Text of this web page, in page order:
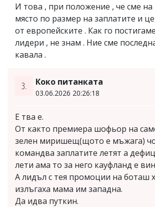
И това , при положение , че сме на
място по размер на заплатите и
от европейските . Как го
лидери , не знам . Ние сме
кавала .
3. Коко питанката
03.06.2026 20:26:18
Е тва е.
От както премиера шофьор на
зелен миришещ(щото е мъжага)
командва заплатите летят а
лети ама то за него кауфланд е
А лидъл с тея промоции на боташ
излъгаха мама им западна.
Да идва путкин.